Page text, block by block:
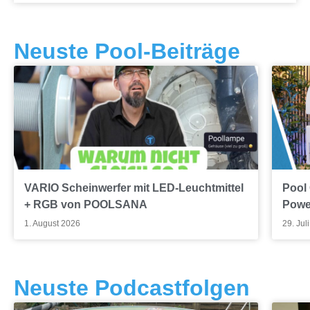
Neuste Pool-Beiträge
VARIO Scheinwerfer mit LED-Leuchtmittel
+ RGB von POOLSANA
1. August 2026
Pool
29.
Neuste Podcastfolgen